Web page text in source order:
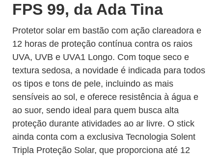
FPS 99, da Ada Tina
Protetor solar em bastão com ação clareadora e
12 horas de proteção contínua contra os raios
UVA, UVB e UVA1 Longo. Com toque seco e
textura sedosa, a novidade é indicada para todos
os tipos e tons de pele, incluindo as mais
sensíveis ao sol, e oferece resistência à água e
ao suor, sendo ideal para quem busca alta
proteção durante atividades ao ar livre. O stick
ainda conta com a exclusiva Tecnologia Solent
Tripla Proteção Solar, que proporciona até 12